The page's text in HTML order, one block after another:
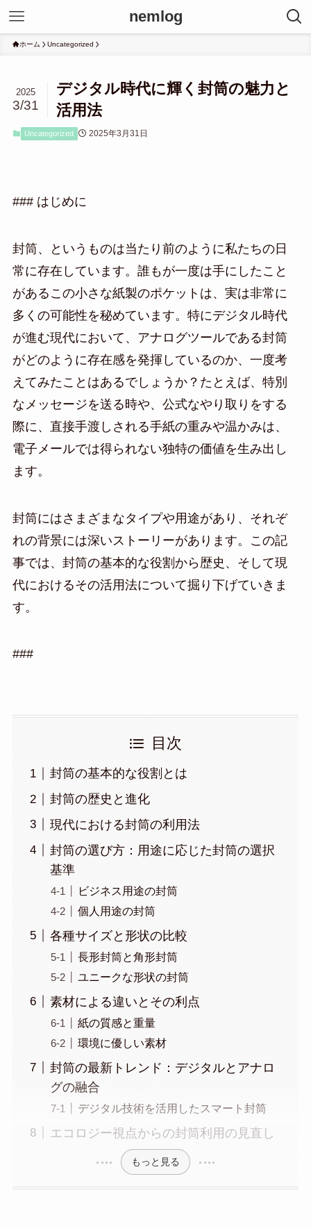
nemlog
ホーム Uncategorized
デジタル時代に輝く封筒の魅力と
活用法
2025
3/31
Uncategorized 2025年3月31日
### はじめに
封筒、というものは当たり前のように私たちの日
常に存在しています。誰もが一度は手にしたこと
があるこの小さな紙製のポケットは、実は非常に
多くの可能性を秘めています。特にデジタル時代
が進む現代において、アナログツールである封筒
がどのように存在感を発揮しているのか、一度考
えてみたことはあるでしょうか？たとえば、特別
なメッセージを送る時や、公式なやり取りをする
際に、直接手渡しされる手紙の重みや温かみは、
電子メールでは得られない独特の価値を生み出し
ます。
封筒にはさまざまなタイプや用途があり、それぞ
れの背景には深いストーリーがあります。この記
事では、封筒の基本的な役割から歴史、そして現
代におけるその活用法について掘り下げていきま
す。
###
目次
封筒の基本的な役割とは
封筒の歴史と進化
現代における封筒の利用法
封筒の選び方：用途に応じた封筒の選択
基準
ビジネス用途の封筒
個人用途の封筒
各種サイズと形状の比較
長形封筒と角形封筒
ユニークな形状の封筒
素材による違いとその利点
紙の質感と重量
環境に優しい素材
封筒の最新トレンド：デジタルとアナロ
グの融合
デジタル技術を活用したスマート封筒
エコロジー視点からの封筒利用の見直し
もっと見る